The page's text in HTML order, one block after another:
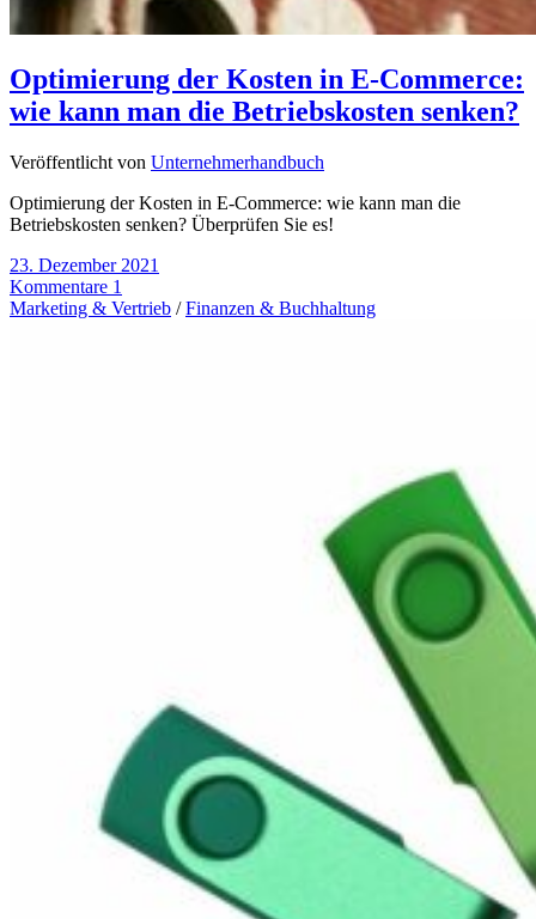
Optimierung der Kosten in E-Commerce:
wie kann man die Betriebskosten senken?
Veröffentlicht von Unternehmerhandbuch
Optimierung der Kosten in E-Commerce: wie kann man die
Betriebskosten senken? Überprüfen Sie es!
23. Dezember 2021
Kommentare 1
Marketing & Vertrieb /Finanzen & Buchhaltung